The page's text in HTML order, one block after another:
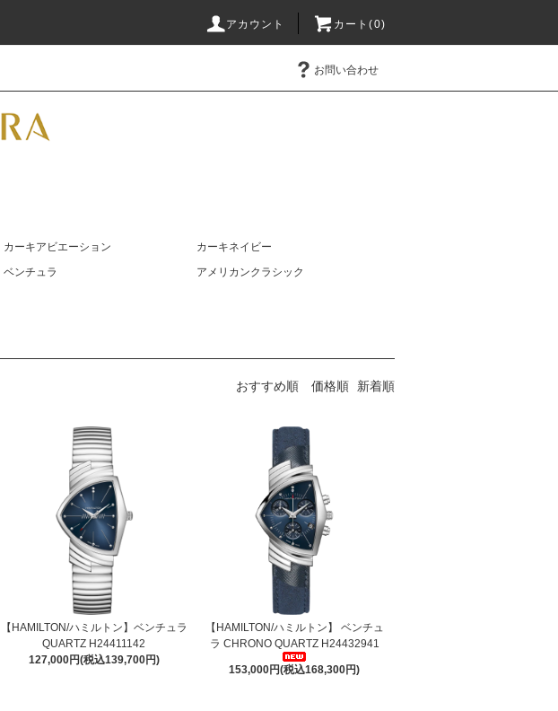
アカウント カート(0)
お問い合わせ
カーキアビエーション
カーキネイビー
ベンチュラ アメリカンクラシック
おすすめ順 価格順 新着順
【HAMILTON/ハミルトン】ベンチュラ
QUARTZ H24411142
127,000円(税込139,700円)
【HAMILTON/ハミルトン】 ベンチュ
ラ CHRONO QUARTZ H24432941
153,000円(税込168,300円)